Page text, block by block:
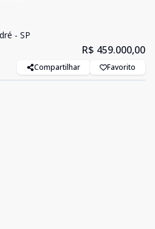
- SP
R$ 459.000,00
Compartilhar Favorito